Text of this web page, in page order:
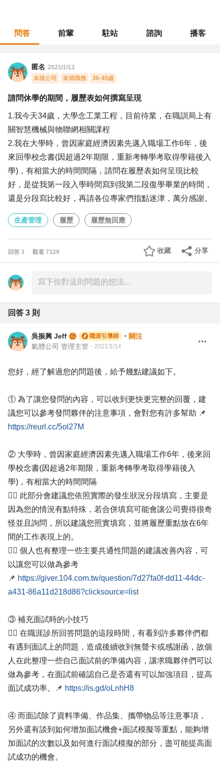
問答 前輩 駐站 諮詢 播客
匿名 2021/1/13
未填公司
未填職務 36-40歲
請問休學的期間，履歷表如何撰寫呈現
1.我今天34歲，大學念工業工程，目前待業，在職訓局上有
關智慧機械與物聯網相關課程
2.我在大學時，曾因家庭經濟因素先邁入職場工作6年，後
來回學校念書(因超過2年期限，重新考轉學考取得學籍後入
學)，有相當大的時間間隔，請問在履歷表如何呈現比較
好，是從我第一段入學時間寫到我第二段復學畢業的時間，
還是分段寫比較好，再請各位專家們指點迷津，萬分感謝。
生產管理 履歷 履歷無回應
回答 3 觀看 7329 分享
收藏
回答 3 則
吳振興 Jeff 職涯引導師 ・ 關注
氣體公司 管理主管 ・ 2021/1/14
您好，經了解過您的問題後，給予幾點建議如下。
① 為了讓您發問的內容，可以收到更快更完整的回覆，建
議您可以參考發問夥伴的注意事項，會對您有許多幫助 📌
https://reurl.cc/5ol27M
② 大學時，曾因家庭經濟因素先邁入職場工作6年，後來回
學校念書(因超過2年期限，重新考轉學考取得學籍後入
學)，有相當大的時間間隔
✍🏻 此部分會建議您依照實際的發生狀況分段填寫，主要是
因為您的情況有點特殊，若合併填寫可能會讓公司覺得很奇
怪並且詢問，所以建議您照實填寫，並將履歷重點放在6年
間的工作表現上的。
✍🏻 個人也有整理一些主要共通性問題的建議改善內容，可
以讓您可以做為參考
📌 https://giver.104.com.tw/question/7d27fa0f-dd11-44dc-
a431-86a11d218d86?clicksource=list
③ 補充面試時的小技巧
✍🏻 在職涯診所回答問題的這段時間，有看到許多夥伴們都
有遇到面試上的問題，造成後續收到無聲卡或感謝函，故個
人在此整理一些自己面試前的準備內容，讓求職夥伴們可以
做為參考，在面試前確認自己是否還有可以加強項目，提高
面試成功率。📌 https://is.gd/oLnhH8
④ 而面試除了資料準備、作品集、攜帶物品等注意事項，
另外還有談到如何增加面試機會+面試模擬等重點，能夠增
加面試的次數以及如何進行面試模擬的部分，盡可能提高面
試成功的機會。